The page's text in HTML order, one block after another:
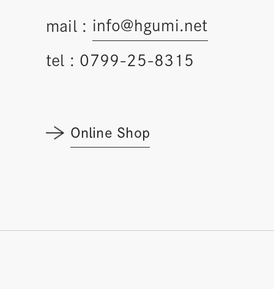
mail : info@hgumi.net
tel : 0799-25-8315
Online Shop